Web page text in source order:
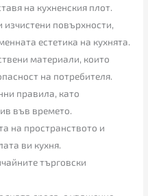
на кухненския плот.
повърхности,
естетика на кухнята.
материали, които
на потребителя.
правила, като
във времето.
на пространството и
ви кухня.
търговски